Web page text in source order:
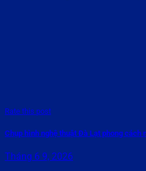
Rate this post
Chụp hình nghệ thuật Đà Lạt phong cách
Tháng 6 9, 2026